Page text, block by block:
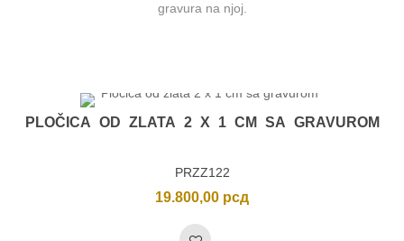
gravura na njoj.
PLOČICA OD ZLATA 2 X 1 CM SA GRAVUROM
PRZZ122
19.800,00 рсд